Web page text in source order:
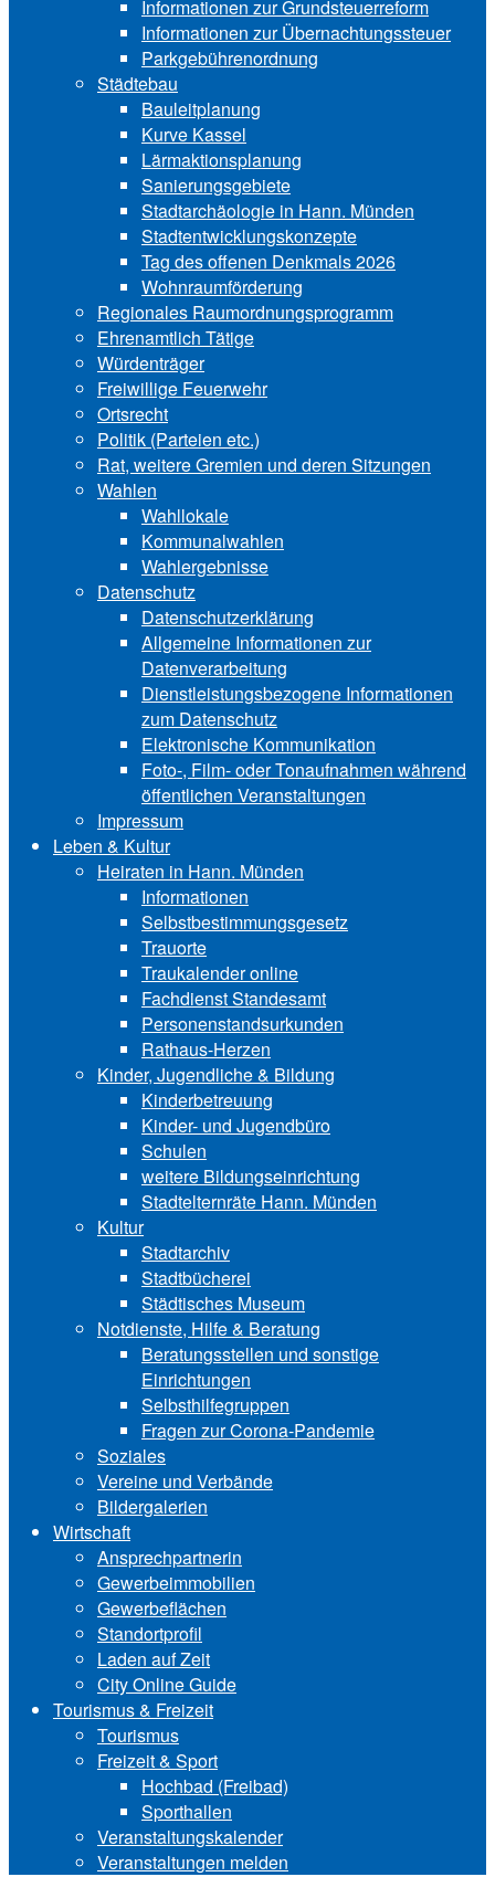
Informationen zur Grund‍steu‍er‍re‍form
Informationen zur Über‍nachtungssteuer
Parkgebührenordnung
Städtebau
Bauleitplanung
Kurve Kassel
Lärmaktionsplanung
Sanierungsgebiete
Stadtarchäologie in Hann. Münden
Stadtentwicklungskon‍zepte
Tag des offenen Denkmals 2026
Wohnraumförderung
Regionales Raumordnungsprogramm
Ehrenamtlich Tätige
Würdenträger
Freiwillige Feuerwehr
Ortsrecht
Politik (Parteien etc.)
Rat, weitere Gremien und deren Sitzungen
Wahlen
Wahllokale
Kommunalwahlen
Wahlergebnisse
Datenschutz
Datenschutzerklärung
Allgemeine Informationen zur
Datenverarbeitung
Dienstleistungsbezogene Informationen
zum Datenschutz
Elektronische Kommunikation
Foto-, Film- oder Tonaufnahmen während
öffentlichen Veranstaltungen
Impressum
Leben & Kultur
Heiraten in Hann. Münden
Informationen
Selbstbestimmungsgesetz
Trauorte
Traukalender online
Fachdienst Standesamt
Personenstandsurkunden
Rathaus-Herzen
Kinder, Jugendliche & Bildung
Kinderbetreuung
Kinder- und Ju‍gend‍bü‍ro
Schulen
weitere Bildungseinrichtung
Stadtelternräte Hann. Münden
Kultur
Stadtarchiv
Stadtbücherei
Städtisches Museum
Notdienste, Hilfe & Be‍ra‍tung
Beratungsstellen und sonstige
Einrichtungen
Selbsthilfegruppen
Fragen zur Corona-Pandemie
Soziales
Vereine und Verbände
Bildergalerien
Wirtschaft
Ansprechpartnerin
Gewerbeimmobilien
Gewerbeflächen
Standortprofil
Laden auf Zeit
City Online Guide
Tourismus & Freizeit
Tourismus
Freizeit & Sport
Hochbad (Freibad)
Sporthallen
Veranstaltungskalender
Veranstaltungen melden